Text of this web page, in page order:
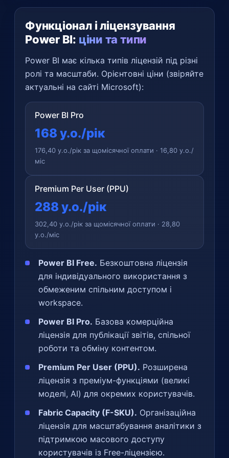
Функціонал і ліцензування
Power BI: ціни та типи
Power BI має кілька типів ліцензій під різні
ролі та масштаби. Орієнтовні ціни (звіряйте
актуальні на сайті Microsoft):
Power BI Pro
168 у.о./рік
176,40 у.о./рік за щомісячної оплати · 16,80 у.о./
міс
Premium Per User (PPU)
288 у.о./рік
302,40 у.о./рік за щомісячної оплати · 28,80
у.о./міс
Power BI Free. Безкоштовна ліцензія
для індивідуального використання з
обмеженим спільним доступом і
workspace.
Power BI Pro. Базова комерційна
ліцензія для публікації звітів, спільної
роботи та обміну контентом.
Premium Per User (PPU). Розширена
ліцензія з преміум-функціями (великі
моделі, AI) для окремих користувачів.
Fabric Capacity (F-SKU). Організаційна
ліцензія для масштабування аналітики з
підтримкою масового доступу
користувачів із Free-ліцензією.